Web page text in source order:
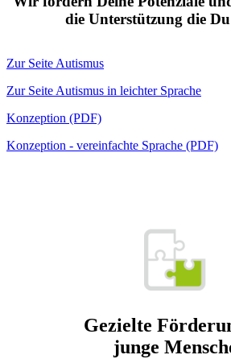
die Unterstützung die
Zur Seite Autismus
Zur Seite Autismus in leichter Sprache
Konzeption (PDF)
Konzeption - vereinfachte Sprache (PDF)
Gezielte
junge